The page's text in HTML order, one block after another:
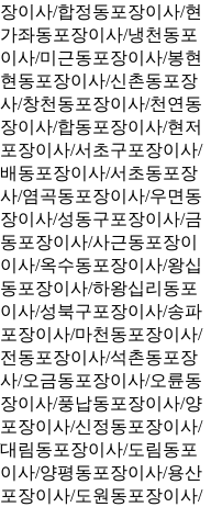
이사/합정동포장이사/현
좌동포장이사/냉천동포
사/미근동포장이사/봉현
동포장이사/신촌동포장
/창천동포장이사/천연동
이사/합동포장이사/현저
장이사/서초구포장이사/
동포장이사/서초동포장
/염곡동포장이사/우면동
이사/성동구포장이사/금
포장이사/사근동포장이
사/옥수동포장이사/왕십
포장이사/하왕십리동포
사/성북구포장이사/송파
장이사/마천동포장이사/
동포장이사/석촌동포장
/오금동포장이사/오륜동
이사/풍납동포장이사/양
장이사/신정동포장이사/
림동포장이사/도림동포
사/양평동포장이사/용산
장이사/도원동포장이사/